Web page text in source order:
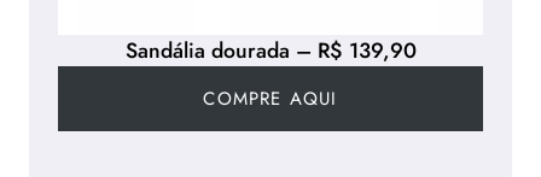
Sandália dourada – R$ 139,90
COMPRE AQUI